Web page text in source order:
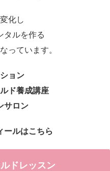
化し
タルを作る
っています。
ョン
ド養成講座
サロン
ールはこちら
ドレッスン